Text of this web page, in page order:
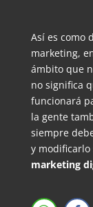
Así es como
marketing,
ámbito que
no significa
funcionará
la gente
siempre
y
marketing